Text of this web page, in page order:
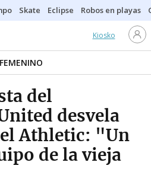
Skate Eclipse Robos en playas
Kiosko
del
desvela
Athletic: "Un
de la vieja